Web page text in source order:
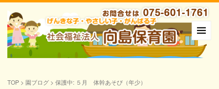
TOP > 園ブログ > 保護中: ５月 体幹あそび（年少）